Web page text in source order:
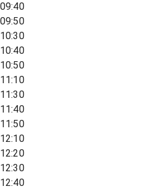
09:40
09:50
10:30
10:40
10:50
11:10
11:30
11:40
11:50
12:10
12:20
12:30
12:40